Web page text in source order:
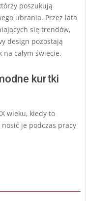
poszukują
ubrania. Przez lata
się trendów,
design pozostają
całym świecie.
kurtki
wieku, kiedy to
je podczas pracy